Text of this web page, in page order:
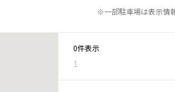
※一部駐車場は表示情
0件表示
1